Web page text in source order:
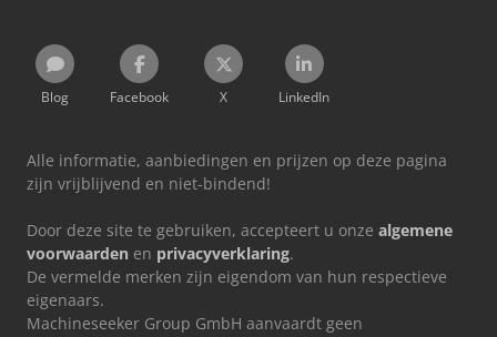
Blog Facebook X LinkedIn
Alle informatie, aanbiedingen en prijzen op deze pagina
zijn vrijblijvend en niet-bindend!
Door deze site te gebruiken, accepteert u onze algemene
voorwaarden en privacyverklaring.
De vermelde merken zijn eigendom van hun respectieve
eigenaars.
Machineseeker Group GmbH aanvaardt geen